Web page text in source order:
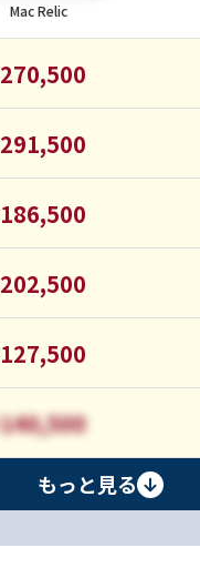
Mac Relic
270,500
291,500
186,500
202,500
127,500
140,500
もっと見る